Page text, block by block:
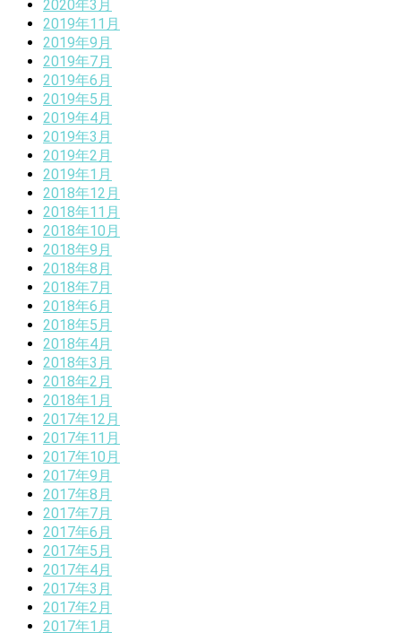
2020年3月
2019年11月
2019年9月
2019年7月
2019年6月
2019年5月
2019年4月
2019年3月
2019年2月
2019年1月
2018年12月
2018年11月
2018年10月
2018年9月
2018年8月
2018年7月
2018年6月
2018年5月
2018年4月
2018年3月
2018年2月
2018年1月
2017年12月
2017年11月
2017年10月
2017年9月
2017年8月
2017年7月
2017年6月
2017年5月
2017年4月
2017年3月
2017年2月
2017年1月